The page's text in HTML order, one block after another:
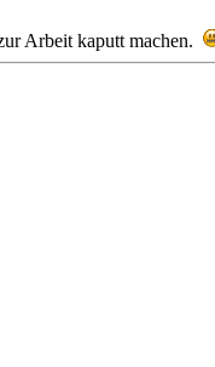
Arbeit kaputt machen.